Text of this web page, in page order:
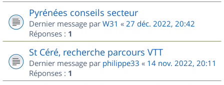
Pyrénées conseils secteur
Dernier message par W31 « 27 déc. 2022, 20:42
Réponses : 1
St Céré, recherche parcours VTT
Dernier message par philippe33 « 14 nov. 2022, 20:11
Réponses : 1